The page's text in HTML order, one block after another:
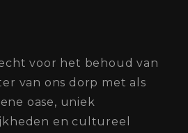
voor het behoud van
van ons dorp met als
oase, uniek
en cultureel